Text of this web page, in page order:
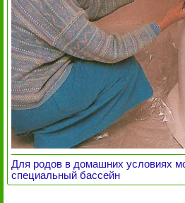
Для родов в домашних условиях
специальный бассейн